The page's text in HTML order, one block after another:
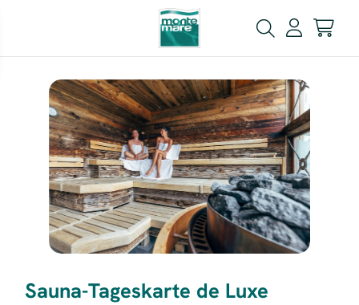
Sauna-Tageskarte de Luxe